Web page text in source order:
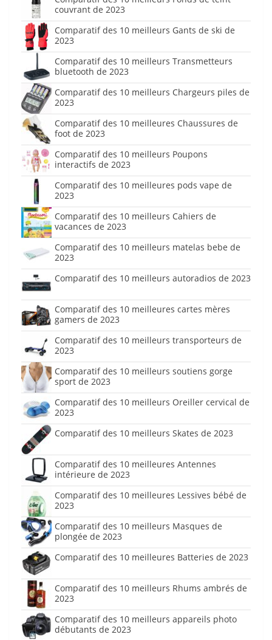
couvrant de 2023
Comparatif des 10 meilleurs Gants de ski de
2023
Comparatif des 10 meilleurs Transmetteurs
bluetooth de 2023
Comparatif des 10 meilleurs Chargeurs piles de
2023
Comparatif des 10 meilleures Chaussures de
foot de 2023
Comparatif des 10 meilleurs Poupons
interactifs de 2023
Comparatif des 10 meilleures pods vape de
2023
Comparatif des 10 meilleurs Cahiers de
vacances de 2023
Comparatif des 10 meilleurs matelas bebe de
2023
Comparatif des 10 meilleurs autoradios de 2023
Comparatif des 10 meilleures cartes mères
gamers de 2023
Comparatif des 10 meilleurs transporteurs de
2023
Comparatif des 10 meilleurs soutiens gorge
sport de 2023
Comparatif des 10 meilleurs Oreiller cervical de
2023
Comparatif des 10 meilleurs Skates de 2023
Comparatif des 10 meilleures Antennes
intérieure de 2023
Comparatif des 10 meilleures Lessives bébé de
2023
Comparatif des 10 meilleurs Masques de
plongée de 2023
Comparatif des 10 meilleures Batteries de 2023
Comparatif des 10 meilleurs Rhums ambrés de
2023
Comparatif des 10 meilleurs appareils photo
débutants de 2023